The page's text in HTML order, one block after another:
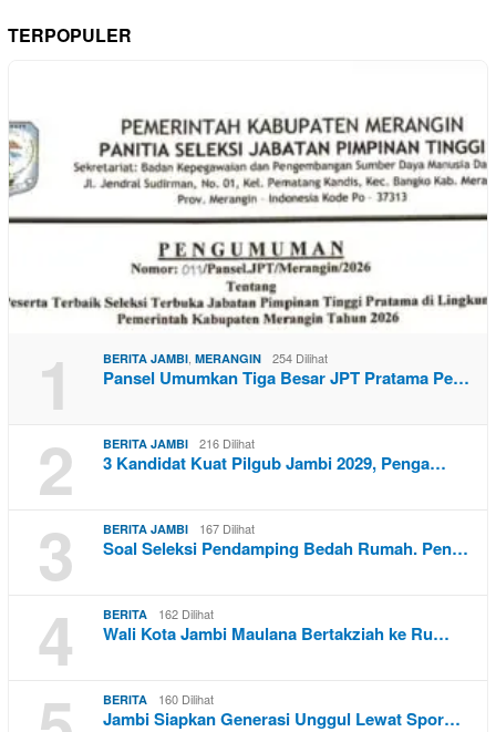
TERPOPULER
1 BERITA JAMBI, MERANGIN 254 Dilihat
Pansel Umumkan Tiga Besar JPT Pratama Pe…
2 BERITA JAMBI 216 Dilihat
3 Kandidat Kuat Pilgub Jambi 2029, Penga…
3 BERITA JAMBI 167 Dilihat
Soal Seleksi Pendamping Bedah Rumah. Pen…
4 BERITA 162 Dilihat
Wali Kota Jambi Maulana Bertakziah ke Ru…
BERITA 160 Dilihat
Jambi Siapkan Generasi Unggul Lewat Spor…